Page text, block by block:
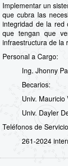
Implementar un
que cubra las
integridad de la red
que tengan que
infraestructura de la
Personal a Cargo:
Ing. Jhonny
Becarios:
Univ. Mauricio
Univ. Dayler
Teléfonos de
261-2024